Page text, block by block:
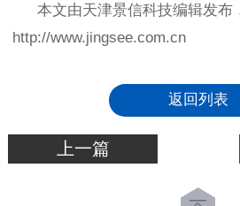
本文由天津景信科技编辑发布
http://www.jingsee.com.cn
返回列表
上一篇